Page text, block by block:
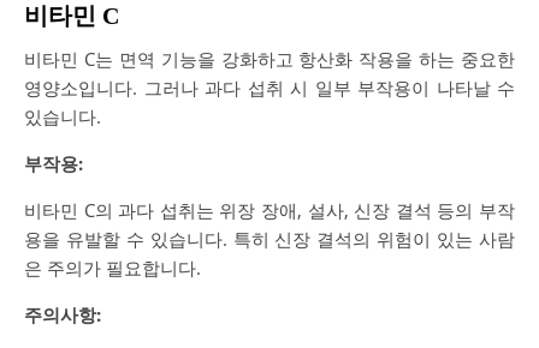
비타민 C
비타민 C는 면역 기능을 강화하고 항산화 작용을 하는 중요한
영양소입니다. 그러나 과다 섭취 시 일부 부작용이 나타날 수
있습니다.
부작용:
비타민 C의 과다 섭취는 위장 장애, 설사, 신장 결석 등의 부작
용을 유발할 수 있습니다. 특히 신장 결석의 위험이 있는 사람
은 주의가 필요합니다.
주의사항: